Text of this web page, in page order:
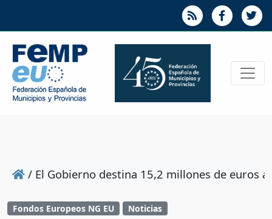
/ El Gobierno destina 15,2 millones de euros
Fondos Europeos NG EU Noticias